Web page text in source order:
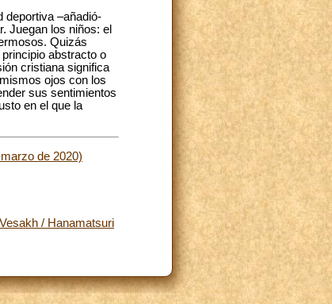
deportiva –añadió-
Juegan los niños: el
Quizás
abstracto o
cristiana significa
ojos con los
sus sentimientos
en el que la
de 2020)
/ Hanamatsuri